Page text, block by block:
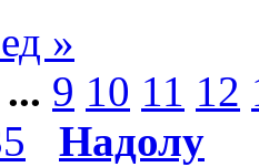
»
... 9 10 11 12
Надолу